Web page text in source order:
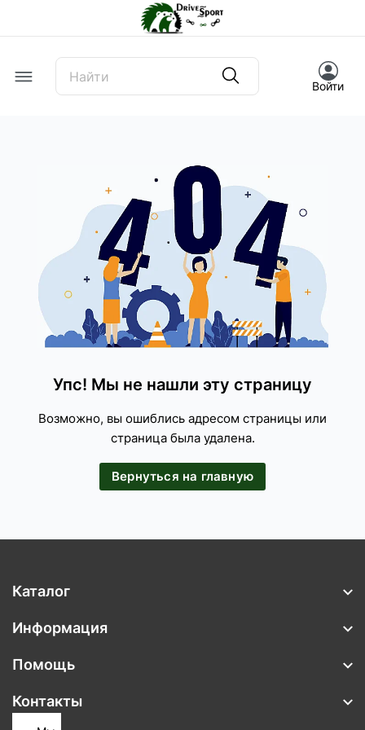
Offcanvas Menu Open
Войти
Упс! Мы не нашли эту страницу
Возможно, вы ошиблись адресом страницы или
страница была удалена.
Вернуться на главную
Каталог
Информация
Помощь
Контакты